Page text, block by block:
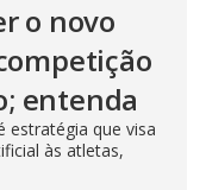
o novo
entenda
estratégia que visa
às atletas,